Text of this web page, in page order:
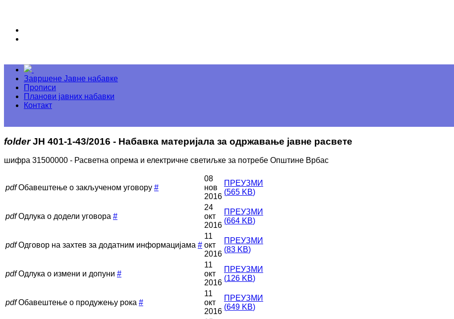
Завршене Јавне набавке
Прописи
Планови јавних набавки
Контакт
folder ЈН 401-1-43/2016 - Набавка материјала за одржавање јавне расвете
шифра 31500000 - Расветна опрема и електричне светиљке за потребе Општине Врбас
pdf Обавештење о закљученом уговору #
08
нов
2016
ПРЕУЗМИ
(565 KB)
pdf Одлука о додели уговора #
24
окт
2016
ПРЕУЗМИ
(664 KB)
pdf Одговор на захтев за додатним информацијама #
11
окт
2016
ПРЕУЗМИ
(83 KB)
pdf Одлука о измени и допуни #
11
окт
2016
ПРЕУЗМИ
(126 KB)
pdf Обавештење о продужењу рока #
11
окт
2016
ПРЕУЗМИ
(649 KB)